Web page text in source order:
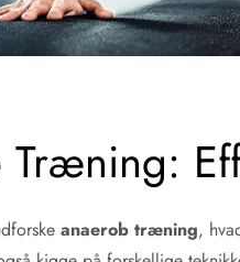
Træning:
anaerob træning,